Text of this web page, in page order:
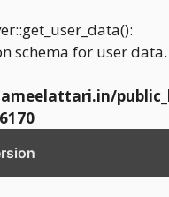
schema for user data.
6170